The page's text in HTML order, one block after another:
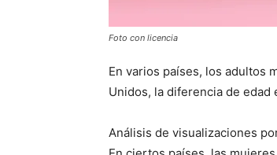
Foto con licencia
En varios países, los adultos
Unidos, la diferencia de
Análisis de visualizaciones